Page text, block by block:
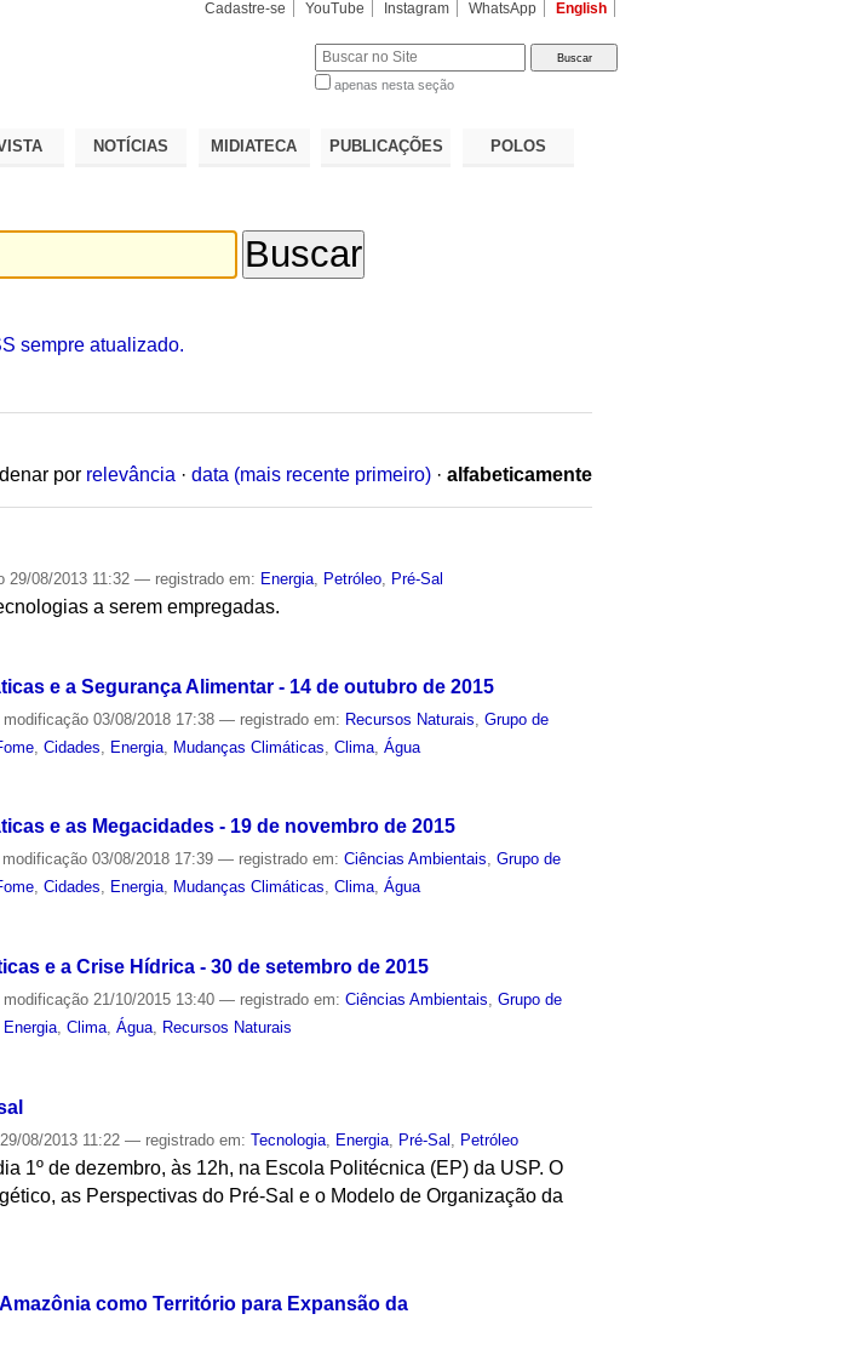
Cadastre-se YouTube Instagram WhatsApp English
apenas nesta seção
NOTÍCIAS MIDIATECA PUBLICAÇÕES POLOS
sempre atualizado.
por relevância · data (mais recente primeiro) · alfabeticamente
29/08/2013 11:32— registrado em: Energia Petróleo Pré-Sal
a serem empregadas.
e a Segurança Alimentar - 14 de outubro de 2015
modificação 03/08/2018 17:38— registrado em: Recursos Naturais ,Grupo de
,Cidades Energia Mudanças Climáticas ,Clima ,Água
e as Megacidades - 19 de novembro de 2015
03/08/2018 17:39— registrado em:Ciências Ambientais,Grupo de
,Cidades, Energia, Mudanças Climáticas,Clima,Água
e a Crise Hídrica - 30 de setembro de 2015
modificação 21/10/2015 13:40— registrado em:Ciências Ambientais,Grupo de
Energia,Clima,Água, Recursos Naturais
29/08/2013 11:22— registrado em:Tecnologia Energia Pré-Sal Petróleo
1º de dezembro, às 12h, na Escola Politécnica (EP) da USP. O
as Perspectivas do Pré-Sal e o Modelo de Organização da
como Território para Expansão da